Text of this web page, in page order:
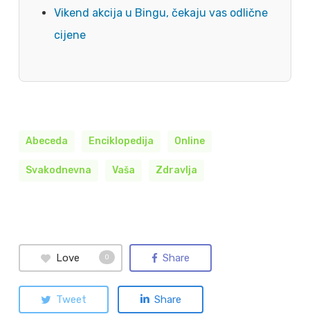
Vikend akcija u Bingu, čekaju vas odlične
cijene
Abeceda Enciklopedija Online
Svakodnevna Vaša Zdravlja
Love 0 Share
Tweet Share